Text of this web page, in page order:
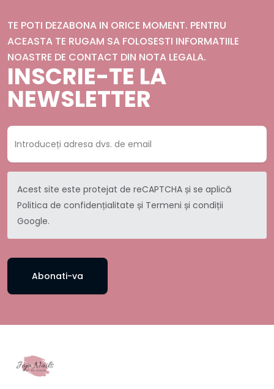
TE POTI DEZABONA IN ORICE MOMENT. PENTRU
ACEASTA TE RUGAM SA FOLOSESTI INFORMATIILE
NOASTRE DE CONTACT DIN NOTA LEGALA.
INSCRIE-TE LA
NEWSLETTER
Acest site este protejat de reCAPTCHA și se aplică
Politica de confidențialitate și Termeni și condiții
Google.
Abonati-va